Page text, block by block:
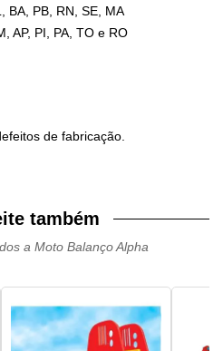
BA, PB, RN, SE, MA
AP, PI, PA, TO e RO
de fabricação.
também
a Moto Balanço Alpha